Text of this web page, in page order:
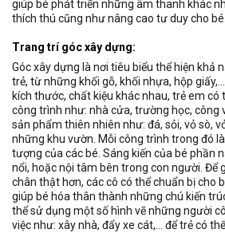
giúp bé phát triển những âm thanh khác
thích thú cũng như nâng cao tư duy cho bé.
Trang trí góc xây dựng:
Góc xây dựng là nơi tiêu biểu thể hiện khả
trẻ, từ những khối gỗ, khối nhựa, hộp
kích thước, chất kiệu khác nhau, trẻ em
công trình như: nhà cửa, trường học, công
sản phẩm thiên nhiên như: đá, sỏi, vỏ sò,
những khu vườn. Mỗi công trình trong đó
tượng của các bé. Sáng kiến của bé phần
nổi, hoặc nội tâm bên trong con người. Để
chân thật hơn, các cô có thể chuẩn bị cho
giúp bé hóa thân thành những chú kiến
thể sử dụng một số hình vẽ những người
việc như: xây nhà, đẩy xe cát,… để trẻ có